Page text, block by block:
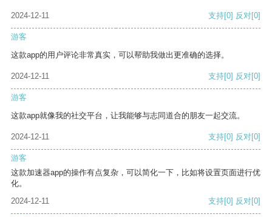
2024-12-11 支持[0] 反对[0]
游客
这款app的用户评论非常真实，可以帮助我做出更准确的选择。
2024-12-11 支持[0] 反对[0]
游客
这款app就像我的社交平台，让我能够与志同道合的朋友一起交流。
2024-12-11 支持[0] 反对[0]
游客
这款加速器app的操作有点复杂，可以简化一下，比如将设置页面进行优
化。
2024-12-11
支持[0] 反对[0]